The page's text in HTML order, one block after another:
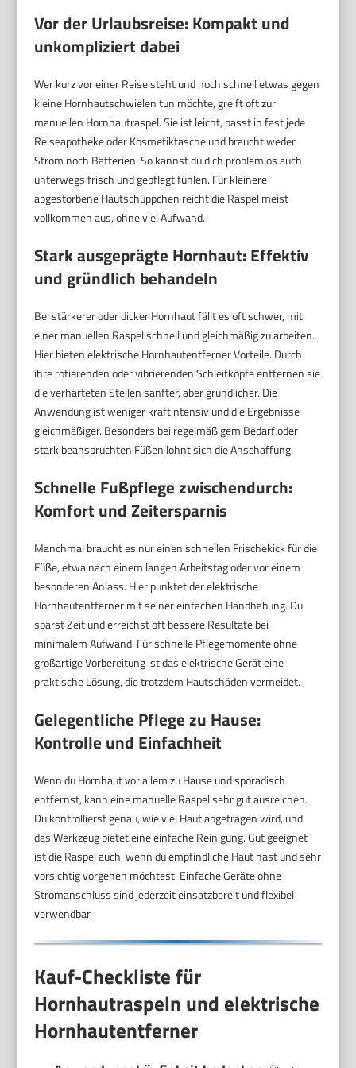
Vor der Urlaubsreise: Kompakt und
unkompliziert dabei
Wer kurz vor einer Reise steht und noch schnell etwas gegen
kleine Hornhautschwielen tun möchte, greift oft zur
manuellen Hornhautraspel. Sie ist leicht, passt in fast jede
Reiseapotheke oder Kosmetiktasche und braucht weder
Strom noch Batterien. So kannst du dich problemlos auch
unterwegs frisch und gepflegt fühlen. Für kleinere
abgestorbene Hautschüppchen reicht die Raspel meist
vollkommen aus, ohne viel Aufwand.
Stark ausgeprägte Hornhaut: Effektiv
und gründlich behandeln
Bei stärkerer oder dicker Hornhaut fällt es oft schwer, mit
einer manuellen Raspel schnell und gleichmäßig zu arbeiten.
Hier bieten elektrische Hornhautentferner Vorteile. Durch
ihre rotierenden oder vibrierenden Schleifköpfe entfernen sie
die verhärteten Stellen sanfter, aber gründlicher. Die
Anwendung ist weniger kraftintensiv und die Ergebnisse
gleichmäßiger. Besonders bei regelmäßigem Bedarf oder
stark beanspruchten Füßen lohnt sich die Anschaffung.
Schnelle Fußpflege zwischendurch:
Komfort und Zeitersparnis
Manchmal braucht es nur einen schnellen Frischekick für die
Füße, etwa nach einem langen Arbeitstag oder vor einem
besonderen Anlass. Hier punktet der elektrische
Hornhautentferner mit seiner einfachen Handhabung. Du
sparst Zeit und erreichst oft bessere Resultate bei
minimalem Aufwand. Für schnelle Pflegemomente ohne
großartige Vorbereitung ist das elektrische Gerät eine
praktische Lösung, die trotzdem Hautschäden vermeidet.
Gelegentliche Pflege zu Hause:
Kontrolle und Einfachheit
Wenn du Hornhaut vor allem zu Hause und sporadisch
entfernst, kann eine manuelle Raspel sehr gut ausreichen.
Du kontrollierst genau, wie viel Haut abgetragen wird, und
das Werkzeug bietet eine einfache Reinigung. Gut geeignet
ist die Raspel auch, wenn du empfindliche Haut hast und sehr
vorsichtig vorgehen möchtest. Einfache Geräte ohne
Stromanschluss sind jederzeit einsatzbereit und flexibel
verwendbar.
Kauf-Checkliste für
Hornhautraspeln und elektrische
Hornhautentferner